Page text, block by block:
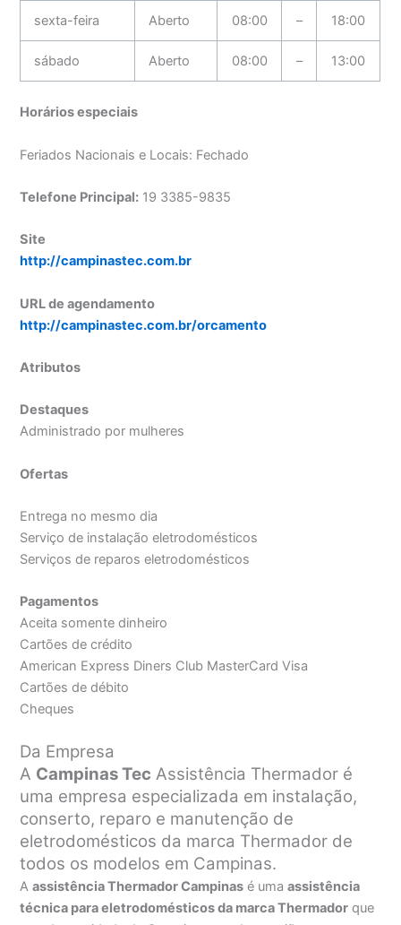
sexta-feira Aberto 08:00 – 18:00
sábado Aberto 08:00 – 13:00
Horários especiais
Feriados Nacionais e Locais: Fechado
Telefone Principal: 19 3385-9835
Site
http://campinastec.com.br
URL de agendamento
http://campinastec.com.br/orcamento
Atributos
Destaques
Administrado por mulheres
Ofertas
Entrega no mesmo dia
Serviço de instalação eletrodomésticos
Serviços de reparos eletrodomésticos
Pagamentos
Aceita somente dinheiro
Cartões de crédito
American Express Diners Club MasterCard Visa
Cartões de débito
Cheques
Da Empresa
A Campinas Tec Assistência Thermador é
uma empresa especializada em instalação,
conserto, reparo e manutenção de
eletrodomésticos da marca Thermador de
todos os modelos em Campinas.
Aassistência Thermador Campinas é umaassistência
técnica para eletrodomésticos da marca Thermador que